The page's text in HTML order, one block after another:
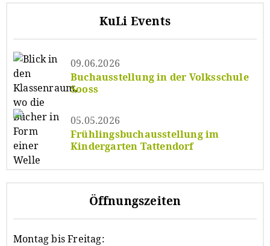
KuLi Events
Buchausstellung in der Volksschule
Sooss
09.06.2026
Frühlingsbuchausstellung im
Kindergarten Tattendorf
05.05.2026
Öffnungszeiten
Montag bis Freitag: